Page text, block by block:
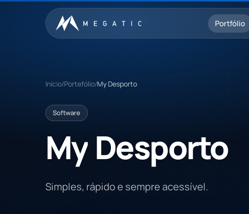
Saltar para o conteúdo
Portfólio
Início/Portefólio/My Desporto
Software
My Desporto
Simples, rápido e sempre acessível.